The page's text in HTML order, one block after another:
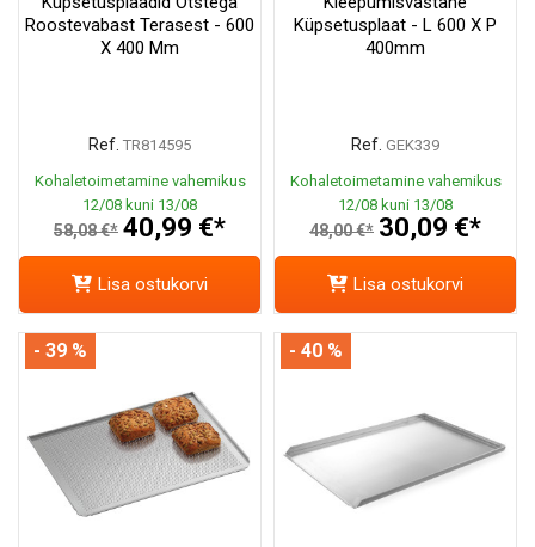
Roostevabast Terasest - 600
X 400 Mm
Ref. TR814595
Kohaletoimetamine vahemikus
12/08 kuni 13/08
58,08 €* 40,99 €*
Lisa ostukorvi
Küpsetusplaat - L 600 X P
400mm
Ref. GEK339
Kohaletoimetamine vahemikus
12/08 kuni 13/08
48,00 €* 30,09 €*
Lisa ostukorvi
- 39 % - 40 %